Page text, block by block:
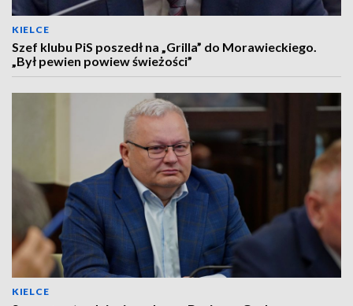
KIELCE
Szef klubu PiS poszedł na „Grilla” do Morawieckiego.
„Był pewien powiew świeżości”
KIELCE